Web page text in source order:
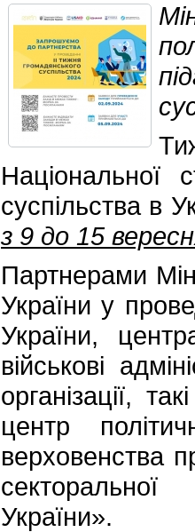
Національної
суспільства в
з 9 до 15
Партнерами
України у
України,
військові
організації,
центр
верховенства
України».